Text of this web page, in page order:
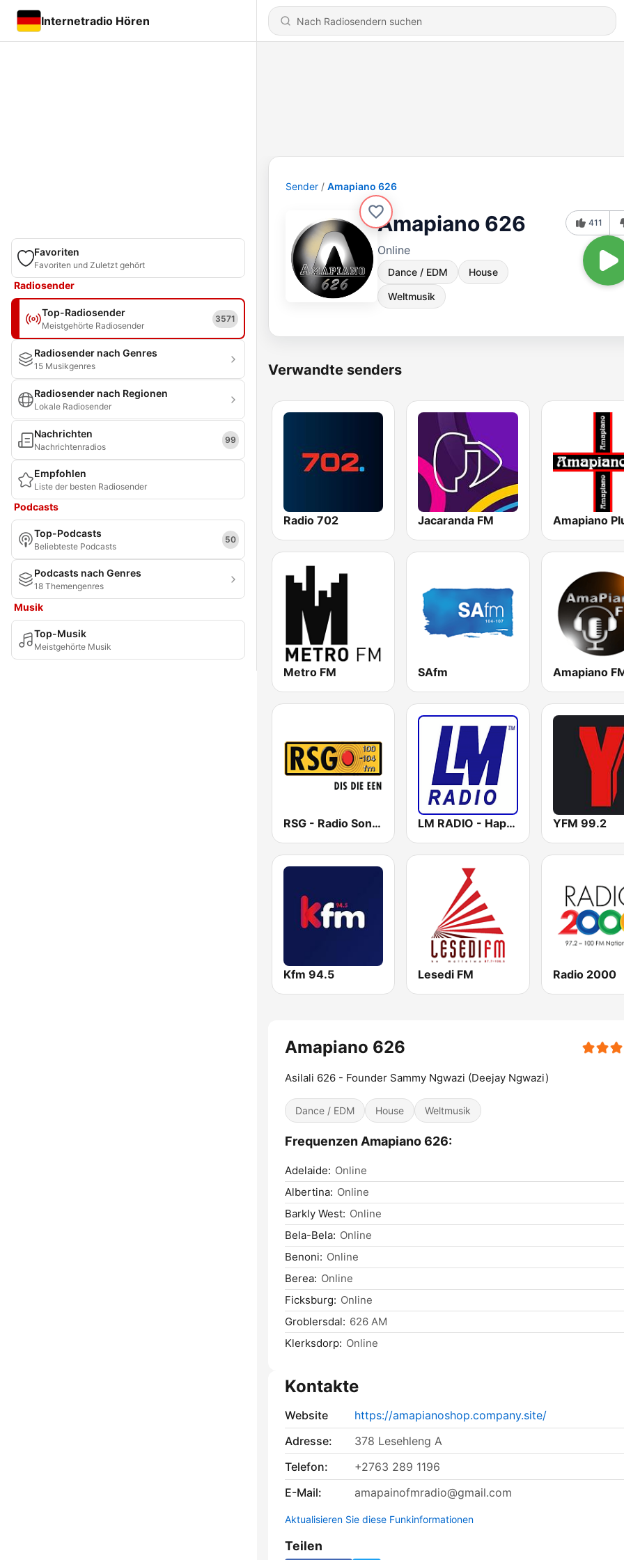
Internetradio Hören
Favoriten
Favoriten und Zuletzt gehört
Radiosender
Top-Radiosender
Meistgehörte Radiosender
3571
Radiosender nach Genres
15 Musikgenres
Radiosender nach Regionen
Lokale Radiosender
Nachrichten
Nachrichtenradios
99
Empfohlen
Liste der besten Radiosender
Podcasts
Top-Podcasts
Beliebteste Podcasts
50
Podcasts nach Genres
18 Themengenres
Musik
Top-Musik
Meistgehörte Musik
Sender Amapiano 626
Amapiano 626
Online
Dance / EDM House
Weltmusik
411
Verwandte senders
Radio 702 Jacaranda FM Amapiano
Metro FM SAfm Amapiano
RSG - Radio Sonder Grense LM RADIO - Happy Listening !! YFM 99.2
Kfm 94.5 Lesedi FM Radio 2000
Amapiano 626
Asilali 626 - Founder Sammy Ngwazi (Deejay Ngwazi)
Dance / EDM House Weltmusik
Frequenzen Amapiano 626:
Adelaide: Online
Albertina: Online
Barkly West: Online
Bela-Bela: Online
Benoni: Online
Berea: Online
Ficksburg: Online
Groblersdal: 626 AM
Klerksdorp: Online
Kontakte
Website
https://amapianoshop.company.site/
Adresse:
378 Lesehleng A
Telefon:
+2763 289 1196
E-Mail:
amapainofmradio@gmail.com
Aktualisieren Sie diese Funkinformationen
Teilen